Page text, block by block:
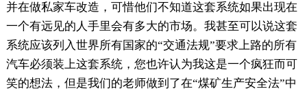
并在做私家车改造，可惜他们不知道这套系统如果出现在
一个有远见的人手里会有多大的市场。我甚至可以说这套
系统应该列入世界所有国家的“交通法规”要求上路的所有
汽车必须装上这套系统，您也许认为我这是一个疯狂而可
笑的想法，但是我们的老师做到了在“煤矿生产安全法”中